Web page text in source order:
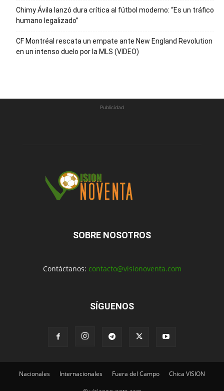
Chimy Ávila lanzó dura crítica al fútbol moderno: “Es un tráfico
humano legalizado”
CF Montréal rescata un empate ante New England Revolution
en un intenso duelo por la MLS (VIDEO)
Publicidad
SOBRE NOSOTROS
Contáctanos: contacto@visionoventa.com
SÍGUENOS
Nacionales Internacionales Fuera del Campo Chica VISION